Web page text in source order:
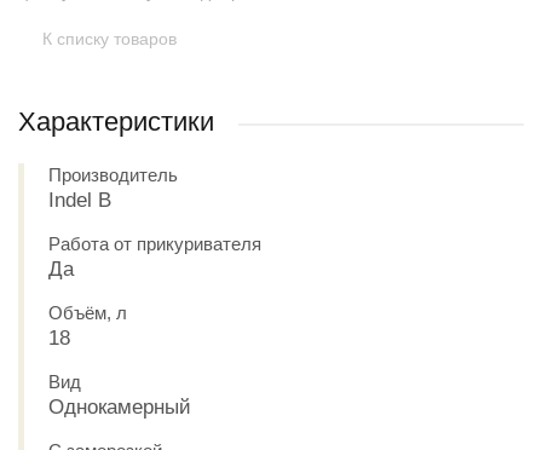
К списку товаров
Характеристики
Производитель
Indel B
Работа от прикуривателя
Да
Объём, л
18
Вид
Однокамерный